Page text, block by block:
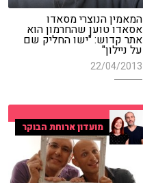
המאמין הנוצרי מסאדו
אסאדו טוען שהחרמון הוא
אתר קדוש: "ישו החליק שם
על ניילון"
22/04/2013
מועדון ארוחת הבוקר